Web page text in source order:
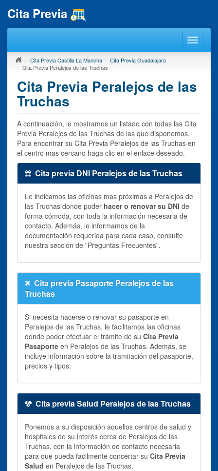
Cita Previa
Cita Previa Castilla La Mancha
Cita Previa Guadalajara
Cita Previa Peralejos de las Truchas
Cita Previa Peralejos de las
Truchas
A continuación, le mostramos un listado con todas las Cita
Previa Peralejos de las Truchas de las que disponemos.
Para encontrar su Cita Previa Peralejos de las Truchas en
el centro mas cercano haga clic en el enlace deseado.
Cita previa DNI Peralejos de las Truchas
Le indicamos las oficinas mas próximas a Peralejos de
las Truchas donde poder hacer o renovar su DNI de
forma cómoda, con toda la información necesaria de
contacto. Además, le informamos de la
documentación requerida para cada caso, consulte
nuestra sección de "Preguntas Frecuentes".
Cita previa Pasaporte Peralejos de las
Truchas
Si necesita hacerse o renovar su pasaporte en
Peralejos de las Truchas, le facilitamos las oficinas
donde poder efectuar el trámite de su Cita Previa
Pasaporte en Peralejos de las Truchas. Además, se
incluye información sobre la tramitación del pasaporte,
precios y tipos.
Cita previa Salud Peralejos de las Truchas
Ponemos a su disposición aquellos centros de salud y
hospitales de su interés cerca de Peralejos de las
Truchas, con la información de contacto necesaria
para que pueda facilmente concertar su Cita Previa
Salud en Peralejos de las Truchas.